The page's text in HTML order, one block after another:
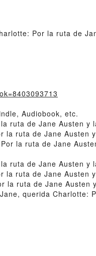
Por la ruta de
Audiobook, etc.
ruta de Jane Austen y
la ruta de Jane Austen
la ruta de Jane
ruta de Jane Austen y
la ruta de Jane Austen
la ruta de Jane Austen
querida Charlotte: